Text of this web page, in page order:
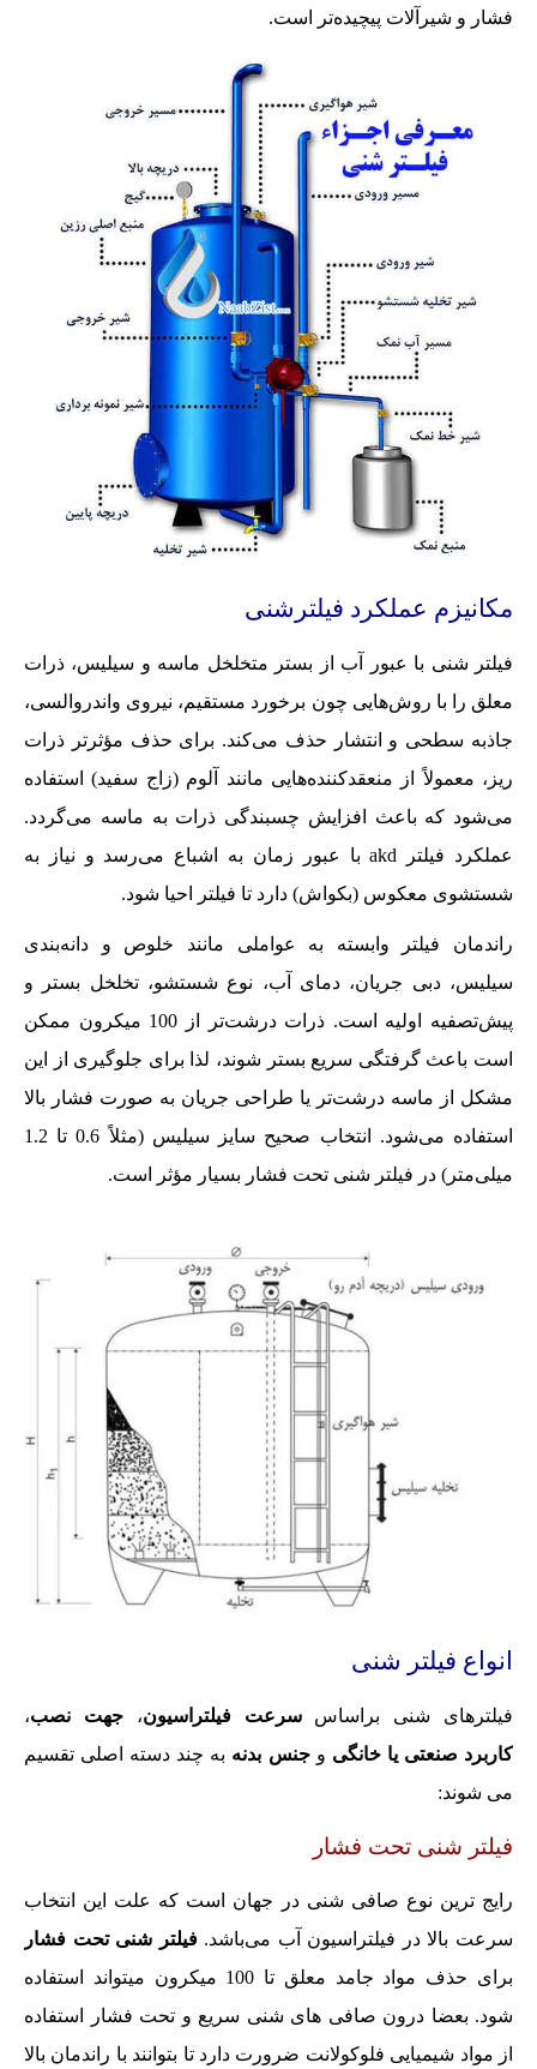
فشار و شیرآلات پیچیده‌تر است.
مکانیزم عملکرد فیلترشنی
فیلتر شنی با عبور آب از بستر متخلخل ماسه و سیلیس، ذرات
معلق را با روش‌هایی چون برخورد مستقیم، نیروی واندروالسی،
جاذبه سطحی و انتشار حذف می‌کند. برای حذف مؤثرتر ذرات
ریز، معمولاً از منعقدکننده‌هایی مانند آلوم (زاج سفید) استفاده
می‌شود که باعث افزایش چسبندگی ذرات به ماسه می‌گردد.
عملکرد فیلتر akd با عبور زمان به اشباع می‌رسد و نیاز به
شستشوی معکوس (بکواش) دارد تا فیلتر احیا شود.
راندمان فیلتر وابسته به عواملی مانند خلوص و دانه‌بندی
سیلیس، دبی جریان، دمای آب، نوع شستشو، تخلخل بستر و
پیش‌تصفیه‌ اولیه است. ذرات درشت‌تر از 100 میکرون ممکن
است باعث گرفتگی سریع بستر شوند، لذا برای جلوگیری از این
مشکل از ماسه درشت‌تر یا طراحی جریان به صورت فشار بالا
استفاده می‌شود. انتخاب صحیح سایز سیلیس (مثلاً 0.6 تا 1.2
میلی‌متر) در فیلتر شنی تحت فشار بسیار مؤثر است.
انواع فیلتر شنی
فیلترهای شنی براساسسرعت فیلتراسیون،جهت نصب،
کاربرد صنعتی یا خانگی وجنس بدنه به چند دسته اصلی تقسیم
می شوند:
فیلتر شنی تحت فشار
رایج ترین نوع صافی شنی در جهان است که علت این انتخاب
سرعت بالا در فیلتراسیون آب می‌باشد.فیلتر شنی تحت فشار
برای حذف مواد جامد معلق تا 100 میکرون میتواند استفاده
شود. بعضا درون صافی های شنی سریع و تحت فشار استفاده
از مواد شیمیایی فلوکولانت ضرورت دارد تا بتوانند با راندمان بالا